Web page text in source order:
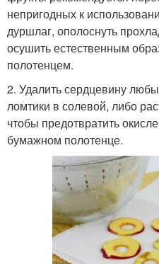
непригодных к
дуршлаг, ополоснуть
осушить естественным
полотенцем.
2. Удалить сердцевину
ломтики в солевой, либо
чтобы предотвратить
бумажном полотенце.